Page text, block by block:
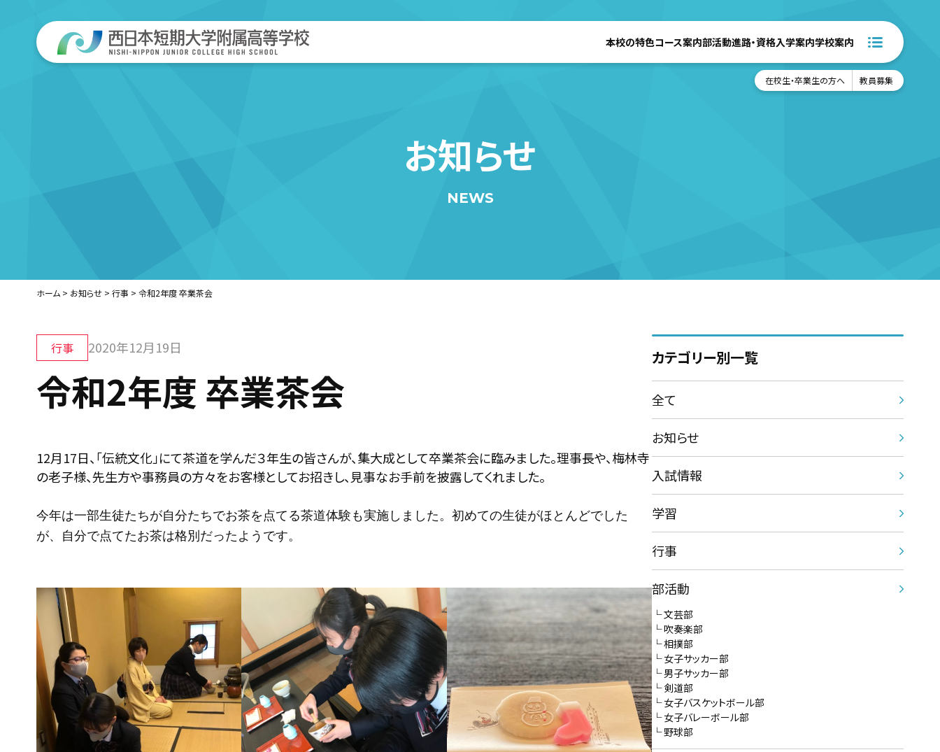
本校の特色コース案内部活動進路・資格入学案内学校案内
在校生・卒業生の方へ 教員募集
お知らせ
NEWS
ホーム > お知らせ > 行事 > 令和2年度 卒業茶会
行事 2020年12月19日
令和2年度 卒業茶会
12月17日、「伝統文化」にて茶道を学んだ３年生の皆さんが、集大成として卒業茶会に臨みました。理事長や、梅林寺
の老子様、先生方や事務員の方々をお客様としてお招きし、見事なお手前を披露してくれました。
今年は一部生徒たちが自分たちでお茶を点てる茶道体験も実施しました。初めての生徒がほとんどでした
が、自分で点てたお茶は格別だったようです。
カテゴリー別一覧
全て
お知らせ
入試情報
学習
行事
部活動
文芸部
吹奏楽部
相撲部
女子サッカー部
男子サッカー部
剣道部
女子バスケットボール部
女子バレーボール部
野球部